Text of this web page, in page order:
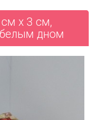
х 3 см,
дном